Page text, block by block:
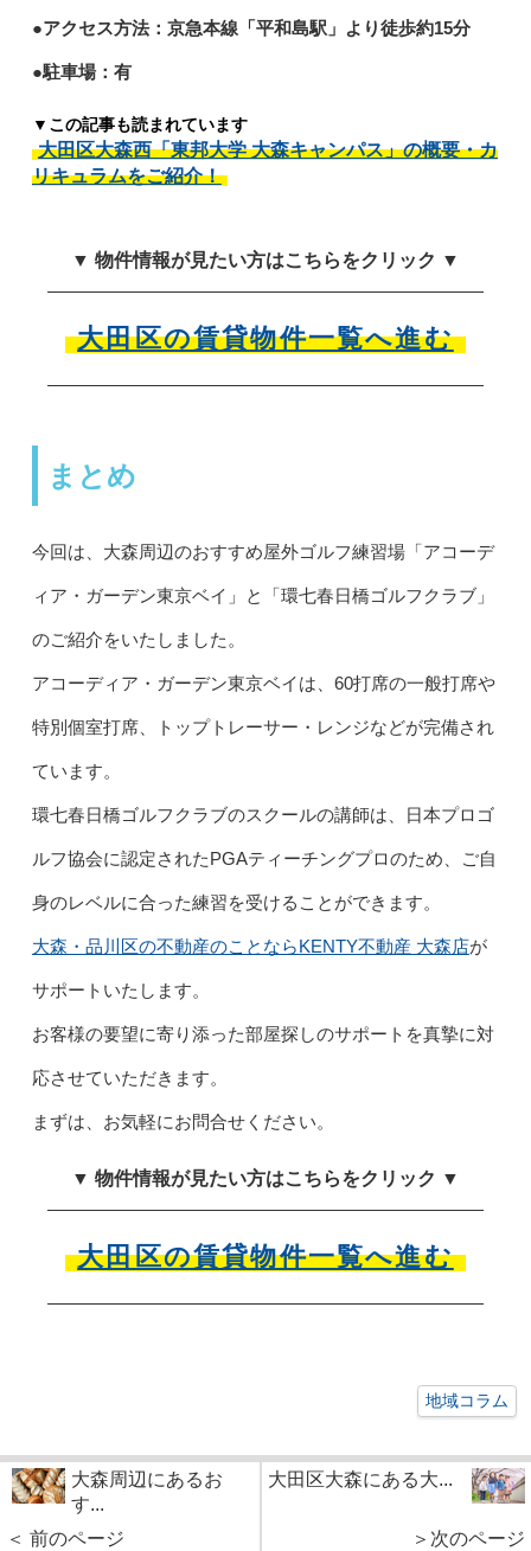
●アクセス方法：京急本線「平和島駅」より徒歩約15分
●駐車場：有
▼この記事も読まれています
大田区大森西「東邦大学 大森キャンパス」の概要・カ
リキュラムをご紹介！
▼ 物件情報が見たい方はこちらをクリック ▼
大田区の賃貸物件一覧へ進む
まとめ
今回は、大森周辺のおすすめ屋外ゴルフ練習場「アコーデ
ィア・ガーデン東京ベイ」と「環七春日橋ゴルフクラブ」
のご紹介をいたしました。
アコーディア・ガーデン東京ベイは、60打席の一般打席や
特別個室打席、トップトレーサー・レンジなどが完備され
ています。
環七春日橋ゴルフクラブのスクールの講師は、日本プロゴ
ルフ協会に認定されたPGAティーチングプロのため、ご自
身のレベルに合った練習を受けることができます。
大森・品川区の不動産のことならKENTY不動産 大森店が
サポートいたします。
お客様の要望に寄り添った部屋探しのサポートを真摯に対
応させていただきます。
まずは、お気軽にお問合せください。
▼ 物件情報が見たい方はこちらをクリック ▼
大田区の賃貸物件一覧へ進む
地域コラム
大森周辺にあるお
す...
＜ 前のページ
大田区大森にある大...
＞次のページ